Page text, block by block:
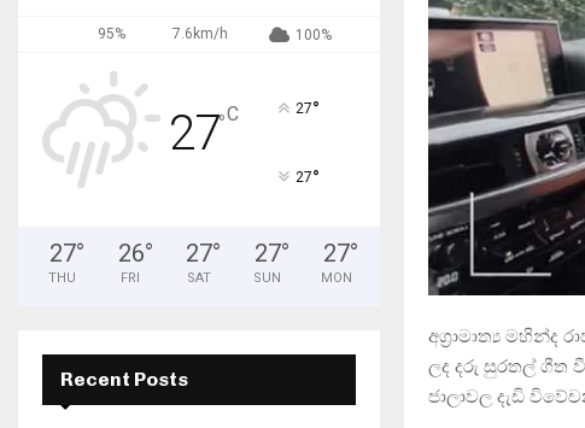
අග්‍රාමාත්‍ය මහින්ද
ලද දරු සුරතල් ගීත
ජාලාවල දැඩි
95% 7.6km/h 100%
27°C 27°
27°
27°
THU
26°
FRI
27°
SAT
27°
SUN
27°
MON
Recent Posts